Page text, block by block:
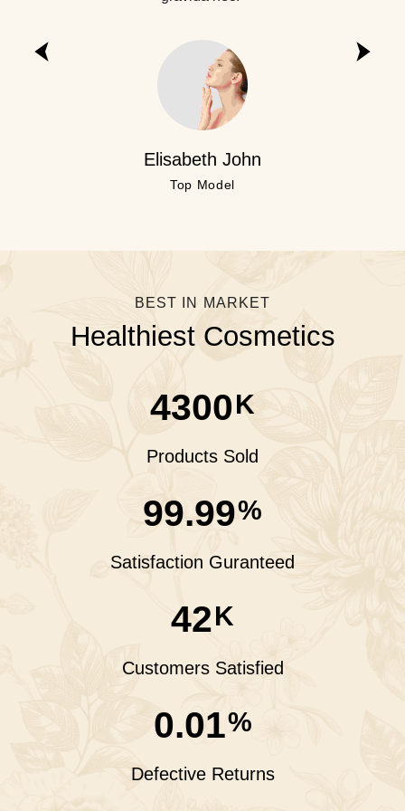
Abigale
Best Model
Elisabeth John
Top Model
Barbara Palvin
Best Model
Katy Pery
Fashion Model
BEST IN MARKET
Healthiest Cosmetics
4300K
Products Sold
99.99%
Satisfaction Guranteed
42K
Customers Satisfied
0.01%
Defective Returns